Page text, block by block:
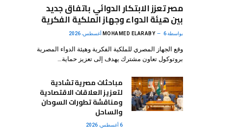
مصر تعزز الابتكار الدوائي باتفاق جديد
بين هيئة الدواء وجهاز الملكية الفكرية
بواسطة MOHAMED ELARABY 6 أغسطس، 2026
وقع الجهاز المصري للملكية الفكرية وهيئة الدواء المصرية
بروتوكول تعاون مشترك يهدف إلى تعزيز حماية…
مباحثات مصرية تشادية
لتعزيز العلاقات الاقتصادية
ومناقشة تطورات السودان
والساحل
6 أغسطس، 2026